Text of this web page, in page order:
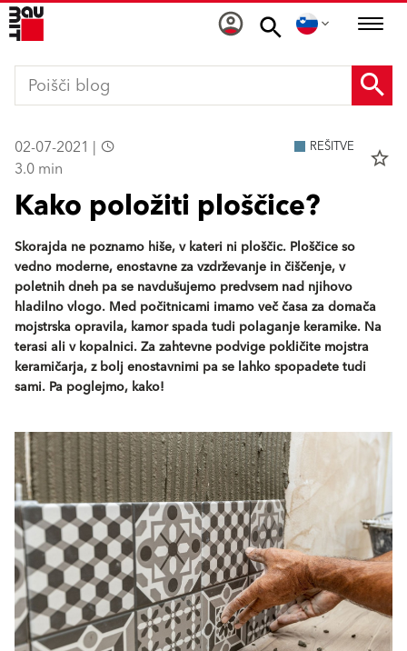
02-07-2021 |
3.0 min
REŠITVE
star_border
Kako položiti ploščice?
Skorajda ne poznamo hiše, v kateri ni ploščic. Ploščice so
vedno moderne, enostavne za vzdrževanje in čiščenje, v
poletnih dneh pa se navdušujemo predvsem nad njihovo
hladilno vlogo. Med počitnicami imamo več časa za domača
mojstrska opravila, kamor spada tudi polaganje keramike. Na
terasi ali v kopalnici. Za zahtevne podvige pokličite mojstra
keramičarja, z bolj enostavnimi pa se lahko spopadete tudi
sami. Pa poglejmo, kako!